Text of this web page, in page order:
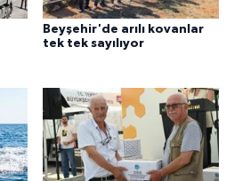
Beyşehir'de arılı kovanlar
tek tek sayılıyor